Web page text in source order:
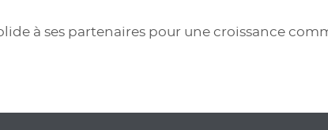
à ses partenaires pour une croissance